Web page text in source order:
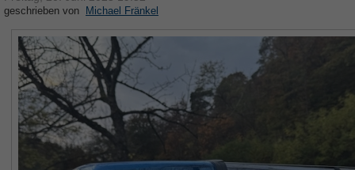
geschrieben von Michael Fränkel